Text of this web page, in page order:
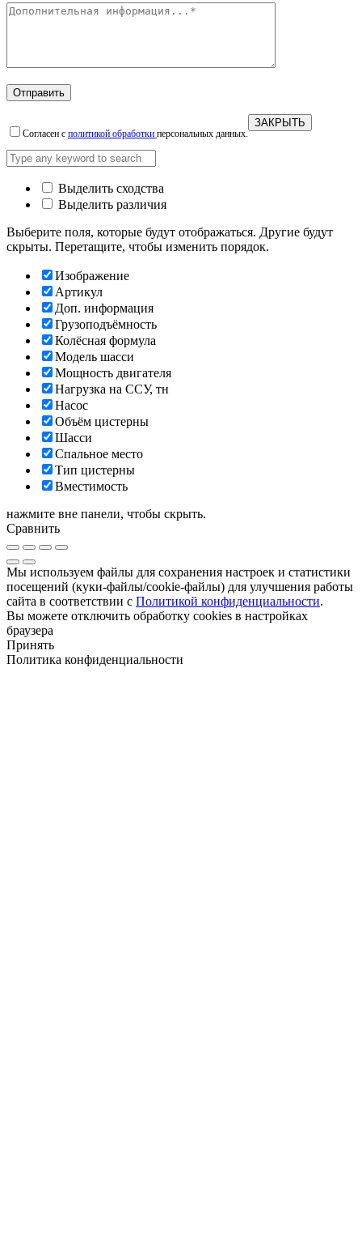
Согласен с политикой обработки персональных данных.
ЗАКРЫТЬ
Выделить сходства
Выделить различия
Выберите поля, которые будут отображаться. Другие будут
скрыты. Перетащите, чтобы изменить порядок.
Изображение
Артикул
Доп. информация
Грузоподъёмность
Колёсная формула
Модель шасси
Мощность двигателя
Нагрузка на ССУ, тн
Насос
Объём цистерны
Шасси
Спальное место
Тип цистерны
Вместимость
нажмите вне панели, чтобы скрыть.
Сравнить
Мы используем файлы для сохранения настроек и статистики
посещений (куки-файлы/cookie-файлы) для улучшения работы
сайта в соответствии с Политикой конфиденциальности.
Вы можете отключить обработку cookies в настройках
браузера
Принять
Политика конфиденциальности